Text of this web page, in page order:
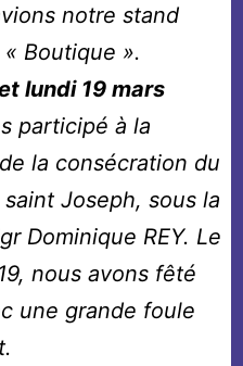
notre stand
Boutique ».
lundi 19 mars
participé à la
la consécration du
Joseph, sous la
Dominique REY. Le
nous avons fêté
une grande foule